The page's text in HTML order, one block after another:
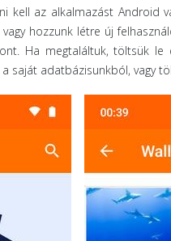
az alkalmazást Android
hozzunk létre új
Ha megtaláltuk, töltsük
saját adatbázisunkból, vagy